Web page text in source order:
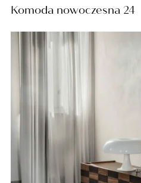
Komoda nowoczesna 24